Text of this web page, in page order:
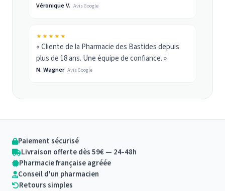
Véronique V. Avis Google
★★★★★
« Cliente de la Pharmacie des Bastides depuis
plus de 18 ans. Une équipe de confiance. »
N. Wagner Avis Google
Paiement sécurisé
Livraison offerte dès 59€ — 24-48h
Pharmacie française agréée
Conseil d'un pharmacien
Retours simples